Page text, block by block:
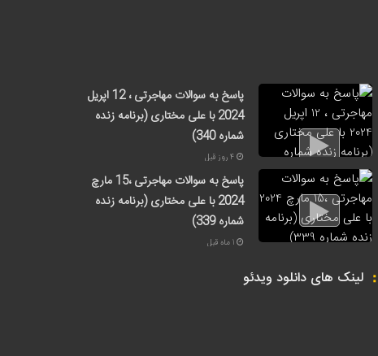
پاسخ به سوالات مهاجرتی ، 12 اپریل
2024 با علی مختاری (برنامه زنده
شماره 340)
4 روز قبل
پاسخ به سوالات مهاجرتی ،15 مارچ
2024 با علی مختاری (برنامه زنده
شماره 339)
1 ماه قبل
لینک های دانلود ویدئو